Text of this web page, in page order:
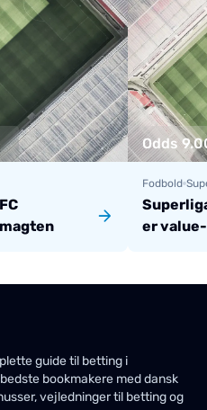
Odds
Fodbold
er
guide til betting i
bookmakere med dansk
vejledninger til betting og